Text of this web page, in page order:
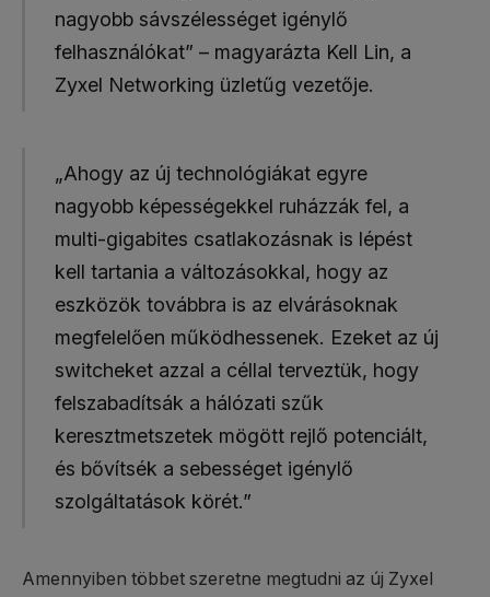
nagyobb sávszélességet igénylő
felhasználókat” – magyarázta Kell Lin, a
Zyxel Networking üzletűg vezetője.
„Ahogy az új technológiákat egyre
nagyobb képességekkel ruházzák fel, a
multi-gigabites csatlakozásnak is lépést
kell tartania a változásokkal, hogy az
eszközök továbbra is az elvárásoknak
megfelelően működhessenek. Ezeket az új
switcheket azzal a céllal terveztük, hogy
felszabadítsák a hálózati szűk
keresztmetszetek mögött rejlő potenciált,
és bővítsék a sebességet igénylő
szolgáltatások körét.”
Amennyiben többet szeretne megtudni az új Zyxel